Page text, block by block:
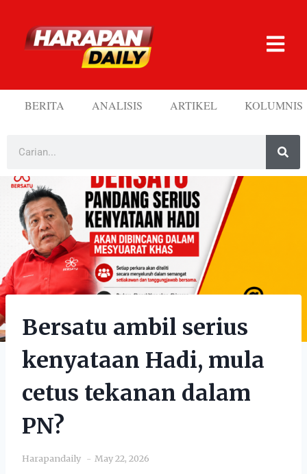
BERITA ANALISIS ARTIKEL KOLUMNIS
Bersatu ambil serius
kenyataan Hadi, mula
cetus tekanan dalam
PN?
Harapandaily May 22, 2026